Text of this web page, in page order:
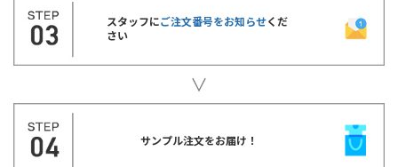
スタッフにご注文番号をお知らせくだ
さい
サンプル注文をお届け！